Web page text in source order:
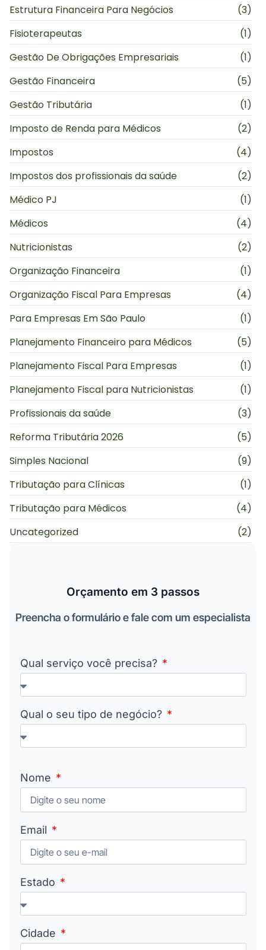
Estrutura Financeira Para Negócios
(3)
Fisioterapeutas
(1)
Gestão De Obrigações Empresariais
(1)
Gestão Financeira
(5)
Gestão Tributária
(1)
Imposto de Renda para Médicos
(2)
Impostos
(4)
Impostos dos profissionais da saúde
(2)
Médico PJ
(1)
Médicos
(4)
Nutricionistas
(2)
Organização Financeira
(1)
Organização Fiscal Para Empresas
(4)
Para Empresas Em São Paulo
(1)
Planejamento Financeiro para Médicos
(5)
Planejamento Fiscal Para Empresas
(1)
Planejamento Fiscal para Nutricionistas
(1)
Profissionais da saúde
(3)
Reforma Tributária 2026
(5)
Simples Nacional
(9)
Tributação para Clínicas
(1)
Tributação para Médicos
(4)
Uncategorized
(2)
Orçamento em 3 passos
Preencha o formulário e fale com um especialista
Qual serviço você precisa?
Qual o seu tipo de negócio?
Nome
Email
Estado
Cidade